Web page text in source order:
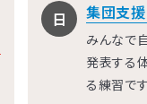
日 集団支援
みんなで
発表する
る練習です